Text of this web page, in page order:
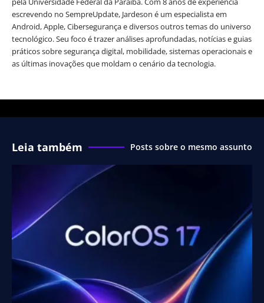
escrevendo no SempreUpdate, Jardeson é um especialista em
Android, Apple, Cibersegurança e diversos outros temas do universo
tecnológico. Seu foco é trazer análises aprofundadas, notícias e guias
práticos sobre segurança digital, mobilidade, sistemas operacionais e
as últimas inovações que moldam o cenário da tecnologia.
Leia também Posts sobre o mesmo assunto